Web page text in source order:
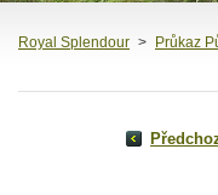
Royal Splendour > Průkaz